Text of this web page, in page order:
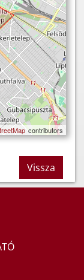
contributors
Vissza